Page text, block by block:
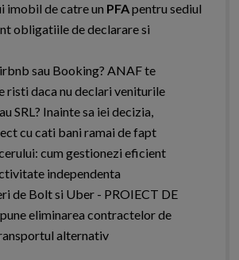
imobil de catre un PFApentru sediul
obligatiile de declarare si
sau Booking? ANAF te
risti daca nu declari veniturile
SRL? Inainte sa iei decizia,
cu cati bani ramai de fapt
cum gestionezi eficient
independenta
de Bolt si Uber - PROIECT DE
eliminarea contractelor de
alternativ